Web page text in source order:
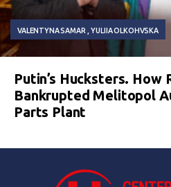
VALENTYNA SAMAR YULIIA OLKOHVSKA
Putin’s Hucksters. How
Bankrupted Melitopol
Parts Plant